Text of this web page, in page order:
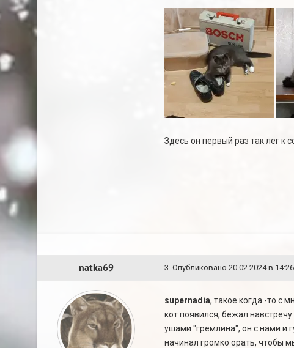
Здесь он первый раз так лег к
natka69 3. Опубликовано 20.02.2024 в 14:26
supernadia, такое когда -то с
кот появился, бежал
ушами "гремлина", он с нами и
начинал громко орать, чтобы